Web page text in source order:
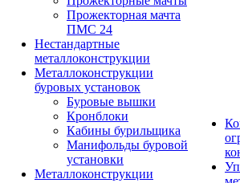
Прожекторная мачта
ПМС 24
Нестандартные
металлоконструкции
Металлоконструкции
буровых установок
Буровые вышки
Кронблоки
Кабины бурильщика
Манифольды буровой
установки
Металлоконструкции